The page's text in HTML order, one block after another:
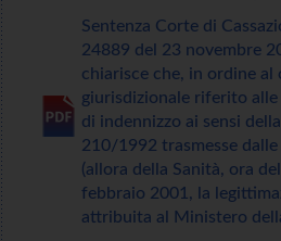
Sentenza Corte di
24889 del 23 novembre
chiarisce che, in ordine al
giurisdizionale riferito
di indennizzo ai sensi della
210/1992 trasmesse
(allora della Sanità, ora
febbraio 2001, la
attribuita al Ministero